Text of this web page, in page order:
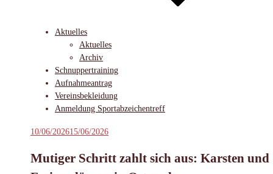
Aktuelles
Aktuelles
Archiv
Schnuppertraining
Aufnahmeantrag
Vereinsbekleidung
Anmeldung Sportabzeichentreff
Veröffentlicht
10/06/202615/06/2026
Mutiger Schritt zahlt sich aus: Karsten und